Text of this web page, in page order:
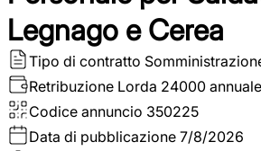
Legnago e Cerea
Tipo di contratto
Retribuzione Lorda 24000 annuale
Codice annuncio 350225
Data di pubblicazione 7/8/2026